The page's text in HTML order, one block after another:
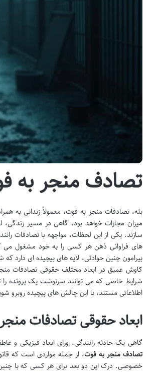
تصادف منجر به
بله، تصادفات منجر به فوت، معمولاً زندانی به
میزان مجازات خواهد بود. گاهی در مسیر زندگی،
سازند. یکی از این لحظات، مواجهه با تصادفات
های فراوانی ذهن هر کسی را به خود مشغول می
پیرامون چنین حوادثی، لایه های پیچیده ای دارد
کاوش عمیق در ابعاد مختلف حقوقی تصادفات
شرایط خاصی که می توانند سرنوشت یک پرونده
اطلاعاتی مستند، با این چالش های پیچیده روبرو
ابعاد حقوقی تصادفات
گاهی یک حادثه رانندگی، ورای ابعاد فیزیکی و
تصادف منجر به فوت، از جمله مواردی است که
خصوصی. درک این دو بعد برای هر کسی که با